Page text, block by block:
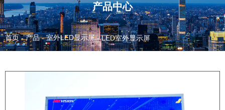
产品中心
首页-产品 -室外LED显示屏 -LED室外显示屏